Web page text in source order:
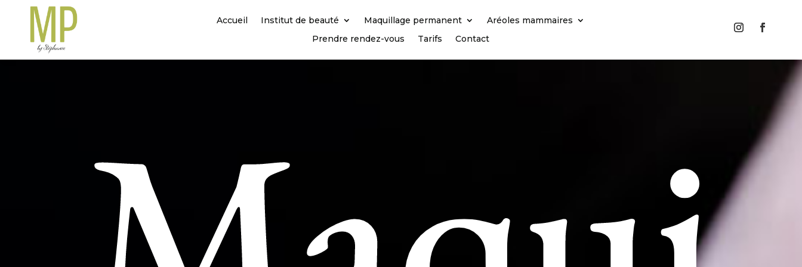
Accueil Institut de beauté Maquillage permanent
Aréoles mammaires
Prendre rendez-vous
Tarifs Contact